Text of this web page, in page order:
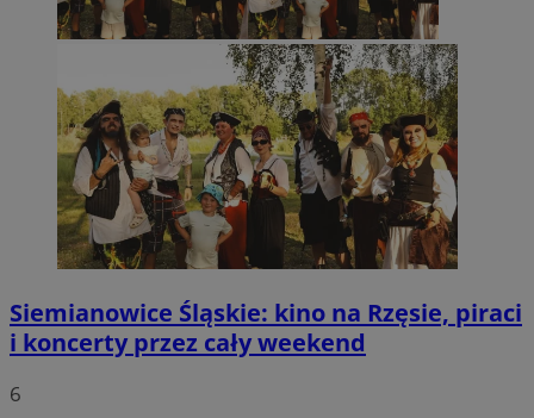
Siemianowice Śląskie: kino na Rzęsie, piraci
i koncerty przez cały weekend
6